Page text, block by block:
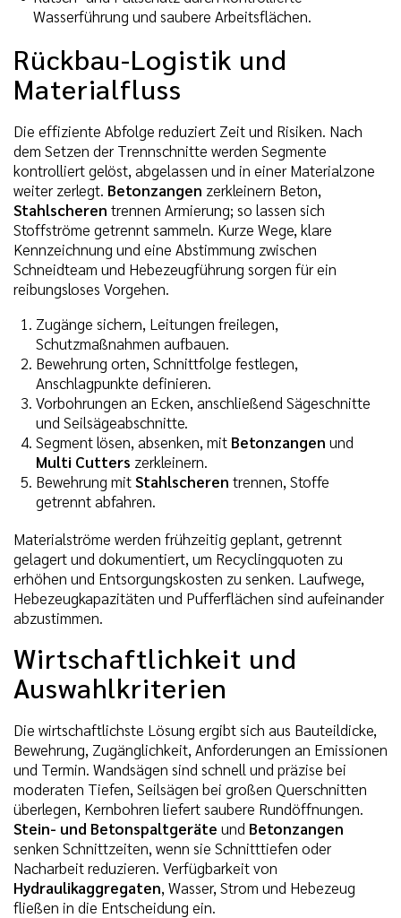
Wasserführung und saubere Arbeitsflächen.
Rückbau-Logistik und
Materialfluss
Die effiziente Abfolge reduziert Zeit und Risiken. Nach
dem Setzen der Trennschnitte werden Segmente
kontrolliert gelöst, abgelassen und in einer Materialzone
weiter zerlegt. Betonzangen zerkleinern Beton,
Stahlscheren trennen Armierung; so lassen sich
Stoffströme getrennt sammeln. Kurze Wege, klare
Kennzeichnung und eine Abstimmung zwischen
Schneidteam und Hebezeugführung sorgen für ein
reibungsloses Vorgehen.
Zugänge sichern, Leitungen freilegen,
Schutzmaßnahmen aufbauen.
Bewehrung orten, Schnittfolge festlegen,
Anschlagpunkte definieren.
Vorbohrungen an Ecken, anschließend Sägeschnitte
und Seilsägeabschnitte.
Segment lösen, absenken, mit Betonzangen und
Multi Cutters zerkleinern.
Bewehrung mitStahlscheren trennen, Stoffe
getrennt abfahren.
Materialströme werden frühzeitig geplant, getrennt
gelagert und dokumentiert, um Recyclingquoten zu
erhöhen und Entsorgungskosten zu senken. Laufwege,
Hebezeugkapazitäten und Pufferflächen sind aufeinander
abzustimmen.
Wirtschaftlichkeit und
Auswahlkriterien
Die wirtschaftlichste Lösung ergibt sich aus Bauteildicke,
Bewehrung, Zugänglichkeit, Anforderungen an Emissionen
und Termin. Wandsägen sind schnell und präzise bei
moderaten Tiefen, Seilsägen bei großen Querschnitten
überlegen, Kernbohren liefert saubere Rundöffnungen.
Stein- und Betonspaltgeräte und Betonzangen
senken Schnittzeiten, wenn sie Schnitttiefen oder
Nacharbeit reduzieren. Verfügbarkeit von
Hydraulikaggregaten, Wasser, Strom und Hebezeug
fließen in die Entscheidung ein.